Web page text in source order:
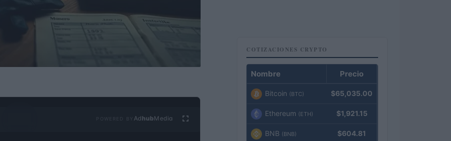
Ad hubMedia
COTIZACIONES CRYPTO
Nombre Precio
Bitcoin (BTC) $65,035.00
Ethereum (ETH) $1,921.15
BNB (BNB) $604.81